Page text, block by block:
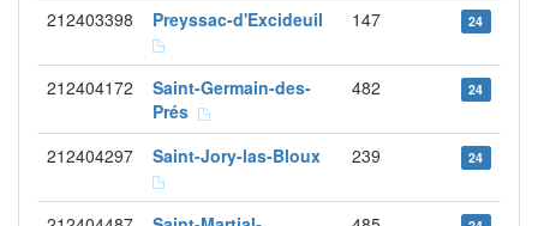
212403398 Preyssac-d'Excideuil 147 24
212404172
Saint-Germain-des-
Prés
482 24
212404297 Saint-Jory-las-Bloux 239 24